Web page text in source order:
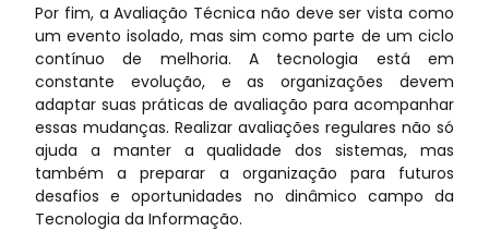
Por fim, a Avaliação Técnica não deve ser vista como
um evento isolado, mas sim como parte de um ciclo
contínuo de melhoria. A tecnologia está em
constante evolução, e as organizações devem
adaptar suas práticas de avaliação para acompanhar
essas mudanças. Realizar avaliações regulares não só
ajuda a manter a qualidade dos sistemas, mas
também a preparar a organização para futuros
desafios e oportunidades no dinâmico campo da
Tecnologia da Informação.